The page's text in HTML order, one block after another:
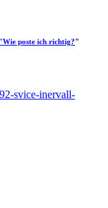
poste ich richtig?"
svice-inervall-